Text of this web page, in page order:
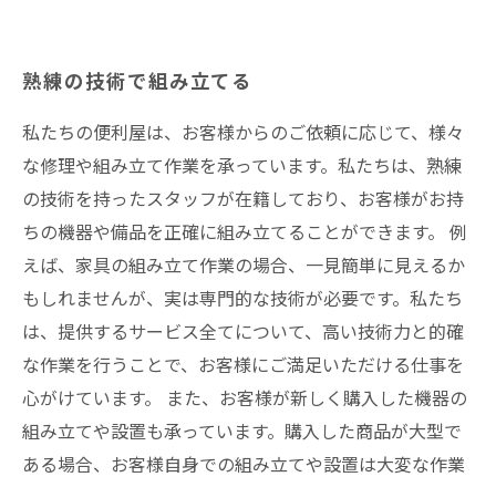
熟練の技術で組み立てる
私たちの便利屋は、お客様からのご依頼に応じて、様々
な修理や組み立て作業を承っています。私たちは、熟練
の技術を持ったスタッフが在籍しており、お客様がお持
ちの機器や備品を正確に組み立てることができます。 例
えば、家具の組み立て作業の場合、一見簡単に見えるか
もしれませんが、実は専門的な技術が必要です。私たち
は、提供するサービス全てについて、高い技術力と的確
な作業を行うことで、お客様にご満足いただける仕事を
心がけています。 また、お客様が新しく購入した機器の
組み立てや設置も承っています。購入した商品が大型で
ある場合、お客様自身での組み立てや設置は大変な作業